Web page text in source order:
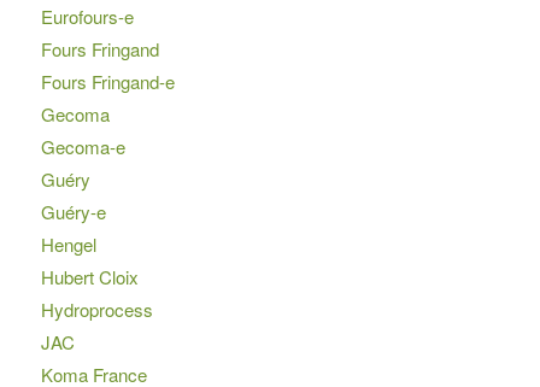
Eurofours-e
Fours Fringand
Fours Fringand-e
Gecoma
Gecoma-e
Guéry
Guéry-e
Hengel
Hubert Cloix
Hydroprocess
JAC
Koma France